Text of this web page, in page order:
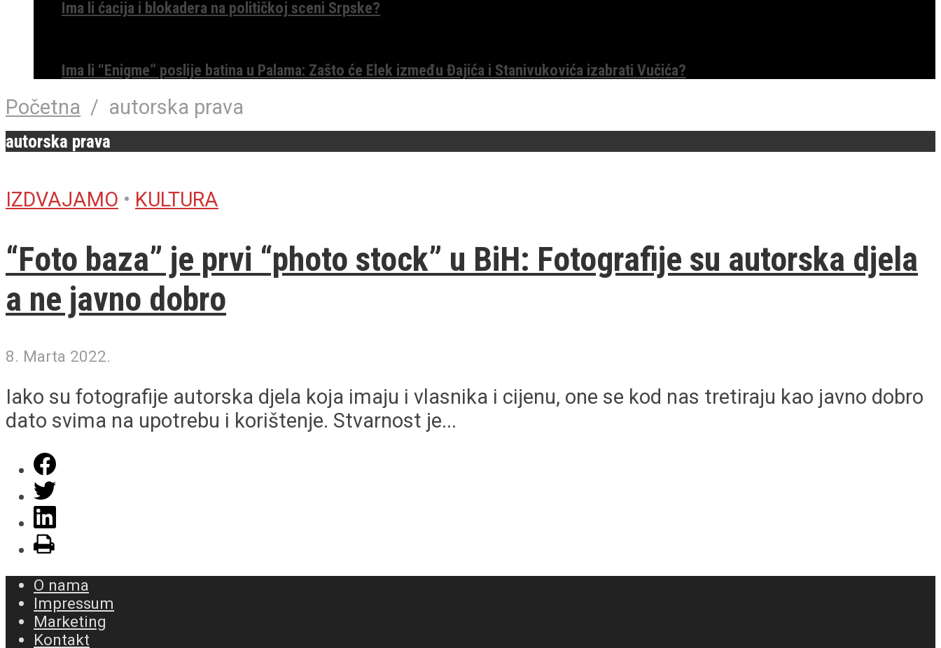
Ima li ćacija i blokadera na političkoj sceni Srpske?
Ima li “Enigme” poslije batina u Palama: Zašto će Elek između Đajića i Stanivukovića izabrati Vučića?
Početna / autorska prava
autorska prava
IZDVAJAMO • KULTURA
“Foto baza” je prvi “photo stock” u BiH: Fotografije su autorska djela
a ne javno dobro
8. Marta 2022.
Iako su fotografije autorska djela koja imaju i vlasnika i cijenu, one se kod nas tretiraju kao javno dobro
dato svima na upotrebu i korištenje. Stvarnost je...
O nama
Impressum
Marketing
Kontakt